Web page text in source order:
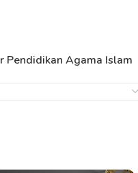
Pendidikan Agama Islam